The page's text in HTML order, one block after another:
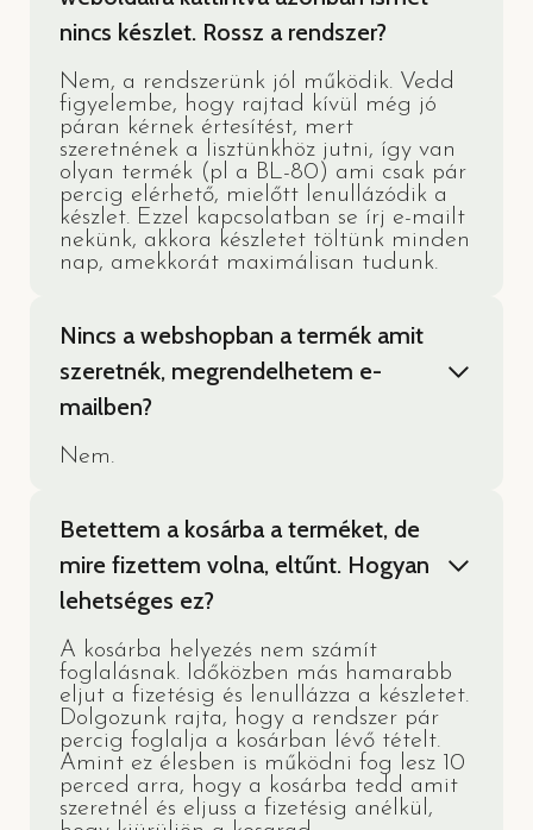
nincs készlet. Rossz a rendszer?
Nem, a rendszerünk jól működik. Vedd
figyelembe, hogy rajtad kívül még jó
páran kérnek értesítést, mert
szeretnének a lisztünkhöz jutni, így van
olyan termék (pl a BL-80) ami csak pár
percig elérhető, mielőtt lenullázódik a
készlet. Ezzel kapcsolatban se írj e-mailt
nekünk, akkora készletet töltünk minden
nap, amekkorát maximálisan tudunk.
Nincs a webshopban a termék amit
szeretnék, megrendelhetem e-
mailben?
Nem.
Betettem a kosárba a terméket, de
mire fizettem volna, eltűnt. Hogyan
lehetséges ez?
A kosárba helyezés nem számít
foglalásnak. Időközben más hamarabb
eljut a fizetésig és lenullázza a készletet.
Dolgozunk rajta, hogy a rendszer pár
percig foglalja a kosárban lévő tételt.
Amint ez élesben is működni fog lesz 10
perced arra, hogy a kosárba tedd amit
szeretnél és eljuss a fizetésig anélkül,